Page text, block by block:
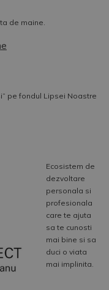
de maine.
pe fondul Lipsei Noastre
Ecosistem de
dezvoltare
personala si
profesionala
care te ajuta
sa te cunosti
mai bine si sa
duci o viata
mai implinita.